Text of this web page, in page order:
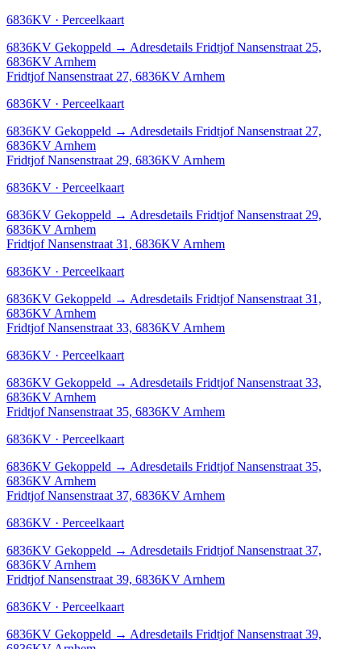
6836KV · Perceelkaart
6836KV Gekoppeld → Adresdetails Fridtjof Nansenstraat 25,
6836KV Arnhem
Fridtjof Nansenstraat 27, 6836KV Arnhem
6836KV · Perceelkaart
6836KV Gekoppeld → Adresdetails Fridtjof Nansenstraat 27,
6836KV Arnhem
Fridtjof Nansenstraat 29, 6836KV Arnhem
6836KV · Perceelkaart
6836KV Gekoppeld → Adresdetails Fridtjof Nansenstraat 29,
6836KV Arnhem
Fridtjof Nansenstraat 31, 6836KV Arnhem
6836KV · Perceelkaart
6836KV Gekoppeld → Adresdetails Fridtjof Nansenstraat 31,
6836KV Arnhem
Fridtjof Nansenstraat 33, 6836KV Arnhem
6836KV · Perceelkaart
6836KV Gekoppeld → Adresdetails Fridtjof Nansenstraat 33,
6836KV Arnhem
Fridtjof Nansenstraat 35, 6836KV Arnhem
6836KV · Perceelkaart
6836KV Gekoppeld → Adresdetails Fridtjof Nansenstraat 35,
6836KV Arnhem
Fridtjof Nansenstraat 37, 6836KV Arnhem
6836KV · Perceelkaart
6836KV Gekoppeld → Adresdetails Fridtjof Nansenstraat 37,
6836KV Arnhem
Fridtjof Nansenstraat 39, 6836KV Arnhem
6836KV · Perceelkaart
6836KV Gekoppeld → Adresdetails Fridtjof Nansenstraat 39,